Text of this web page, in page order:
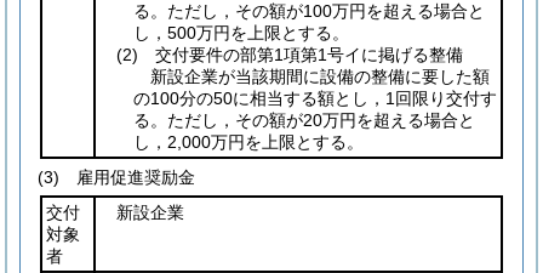
る。ただし，その額が100万円を超える場合と
し，500万円を上限とする。
(2) 交付要件の部第1項第1号イに掲げる整備
新設企業が当該期間に設備の整備に要した額
の100分の50に相当する額とし，1回限り交付す
る。ただし，その額が20万円を超える場合と
し，2,000万円を上限とする。
(3) 雇用促進奨励金
交付
対象
者
新設企業